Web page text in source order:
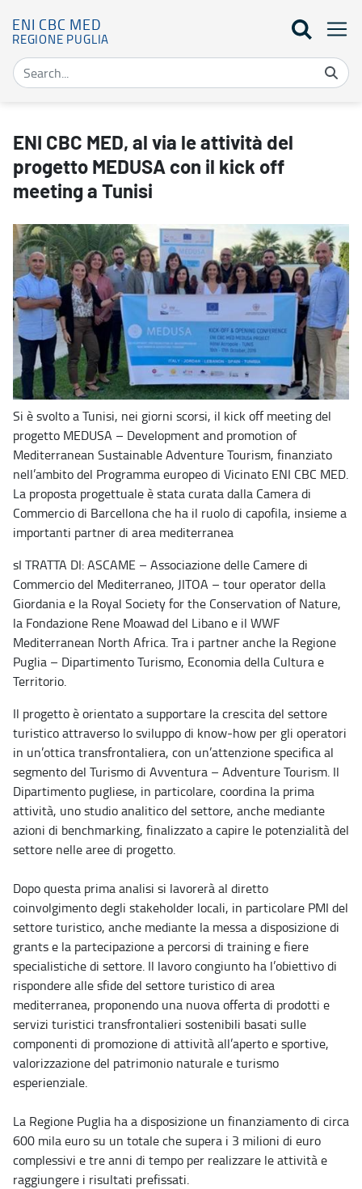
ENI CBC MED
REGIONE PUGLIA
ENI CBC MED, al via le attività del
progetto MEDUSA con il kick off
meeting a Tunisi
Si è svolto a Tunisi, nei giorni scorsi, il kick off meeting del
progetto MEDUSA – Development and promotion of
Mediterranean Sustainable Adventure Tourism, finanziato
nell’ambito del Programma europeo di Vicinato ENI CBC MED.
La proposta progettuale è stata curata dalla Camera di
Commercio di Barcellona che ha il ruolo di capofila, insieme a
importanti partner di area mediterranea
sI TRATTA DI: ASCAME – Associazione delle Camere di
Commercio del Mediterraneo, JITOA – tour operator della
Giordania e la Royal Society for the Conservation of Nature,
la Fondazione Rene Moawad del Libano e il WWF
Mediterranean North Africa. Tra i partner anche la Regione
Puglia – Dipartimento Turismo, Economia della Cultura e
Territorio.
Il progetto è orientato a supportare la crescita del settore
turistico attraverso lo sviluppo di know-how per gli operatori
in un’ottica transfrontaliera, con un’attenzione specifica al
segmento del Turismo di Avventura – Adventure Tourism. Il
Dipartimento pugliese, in particolare, coordina la prima
attività, uno studio analitico del settore, anche mediante
azioni di benchmarking, finalizzato a capire le potenzialità del
settore nelle aree di progetto.
Dopo questa prima analisi si lavorerà al diretto
coinvolgimento degli stakeholder locali, in particolare PMI del
settore turistico, anche mediante la messa a disposizione di
grants e la partecipazione a percorsi di training e fiere
specialistiche di settore. Il lavoro congiunto ha l’obiettivo di
rispondere alle sfide del settore turistico di area
mediterranea, proponendo una nuova offerta di prodotti e
servizi turistici transfrontalieri sostenibili basati sulle
componenti di promozione di attività all’aperto e sportive,
valorizzazione del patrimonio naturale e turismo
esperienziale.
La Regione Puglia ha a disposizione un finanziamento di circa
600 mila euro su un totale che supera i 3 milioni di euro
complessivi e tre anni di tempo per realizzare le attività e
raggiungere i risultati prefissati.